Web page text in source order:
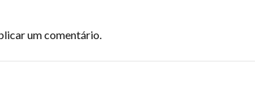
um comentário.